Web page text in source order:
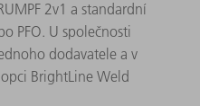
2v1 a standardní
PFO. U společnosti
dodavatele a v
BrightLine Weld